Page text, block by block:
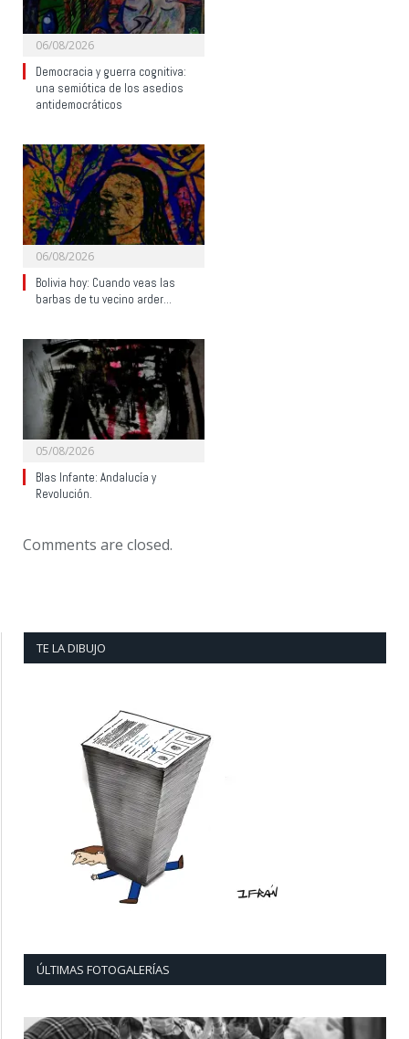
06/08/2026
Democracia y guerra cognitiva:
una semiótica de los asedios
antidemocráticos
06/08/2026
Bolivia hoy: Cuando veas las
barbas de tu vecino arder…
05/08/2026
Blas Infante: Andalucía y
Revolución.
Comments are closed.
TE LA DIBUJO
ÚLTIMAS FOTOGALERÍAS